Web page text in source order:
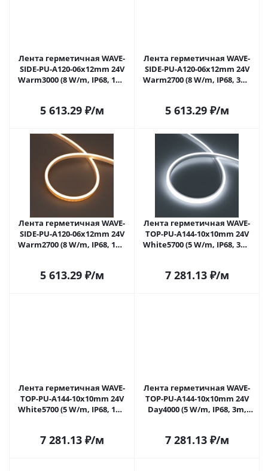
Лента герметичная WAVE-
SIDE-PU-A120-06x12mm 24V
Warm3000 (8 W/m, IP68, 1m,
5 613.29₽/м
Лента герметичная WAVE-
SIDE-PU-A120-06x12mm 24V
Warm2700 (8 W/m, IP68, 3m,
5 613.29₽/м
Лента герметичная WAVE-
SIDE-PU-A120-06x12mm 24V
Warm2700 (8 W/m, IP68, 1m,
5 613.29₽/м
Лента герметичная WAVE-
TOP-PU-A144-10x10mm 24V
White5700 (5 W/m, IP68, 3m,
7 281.13₽/м
Лента герметичная WAVE-
TOP-PU-A144-10x10mm 24V
White5700 (5 W/m, IP68, 1m,
7 281.13₽/м
Лента герметичная WAVE-
TOP-PU-A144-10x10mm 24V
Day4000 (5 W/m, IP68, 3m,
7 281.13₽/м